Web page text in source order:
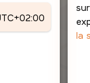
la